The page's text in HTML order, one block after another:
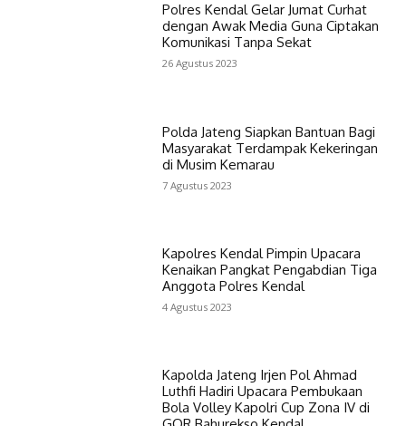
Polres Kendal Gelar Jumat Curhat
dengan Awak Media Guna Ciptakan
Komunikasi Tanpa Sekat
26 Agustus 2023
Polda Jateng Siapkan Bantuan Bagi
Masyarakat Terdampak Kekeringan
di Musim Kemarau
7 Agustus 2023
Kapolres Kendal Pimpin Upacara
Kenaikan Pangkat Pengabdian Tiga
Anggota Polres Kendal
4 Agustus 2023
Kapolda Jateng Irjen Pol Ahmad
Luthfi Hadiri Upacara Pembukaan
Bola Volley Kapolri Cup Zona IV di